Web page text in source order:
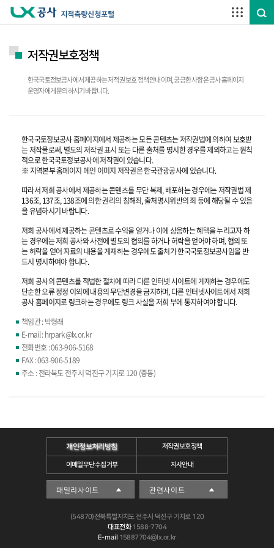
저작권보호정책
한국국토정보공사에서 제공하는 저적권 보호 정책 안내이며, 궁금한 사항은 공사 홈페이지
운영자에게 문의하시기 바랍니다.
한국국토정보공사 홈페이지에서 제공하는 모든 콘텐츠는 저작권법에 의하여 보호받
는 저작물로써, 별도의 저작권 표시 또는 다른 출처를 명시한 경우를 제외하고는 원칙
적으로 한국국토정보공사에 저작권이 있습니다.
※ 지역본부 홈페이지 메인 이미지 저작권은 한국관광공사에 있습니다.
따라서 저희 공사에서 제공하는 콘텐츠를 무단 복제, 배포하는 경우에는 저작권법 제
136조, 137조, 138조에 의한 권리의 침해죄, 출처명시위반의 죄 등에 해당될 수 있음
을 유념하시기 바랍니다.
저희 공사에서 제공하는 콘텐츠로 수익을 얻거나 이에 상응하는 혜택을 누리고자 하
는 경우에는 저희 공사와 사전에 별도의 협의를 하거나 허락을 얻어야 하며, 협의 또
는 허락을 얻어 자료의 내용을 게재하는 경우에도 출처가 한국국토정보공사임을 반
드시 명시하여야 합니다.
저희 공사의 콘텐츠를 적법한 절차에 따라 다른 인터넷 사이트에 게재하는 경우에도
단순한 오류 정정 이외에 내용의 무단변경을 금지하며, 다른 인터넷사이트에서 저희
공사 홈페이지로 링크하는 경우에도 링크 사실을 저희 부에 통지하여야 합니다.
책임관 : 박형래
E-mail : hrpark@lx.or.kr
전화번호 : 063-906-5168
FAX : 063-906-5189
주소 : 전라북도 전주시 덕진구 기지로 120 (중동)
개인정보처리방침 저작권보호정책
이메일무단수집거부 지사안내
(54870)전북특별자치도 전주시 덕진구 기지로 120
대표전화1588-7704
E-mail 15887704@lx.or.kr